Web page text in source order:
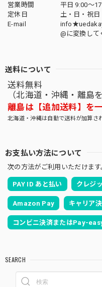
営業時間
平日 9:00～
定休日
土・日・祝日
E-mail
@に変換して
送料について
送料無料
（北海道・沖縄・離島
離島は【追加送料】を
北海道・沖縄は自動で送料が加算さ
お支払い方法について
次の方法がご利用いただけます
PAY ID あと払い クレジ
Amazon Pay キャリア
コンビニ決済またはPay-
SEARCH